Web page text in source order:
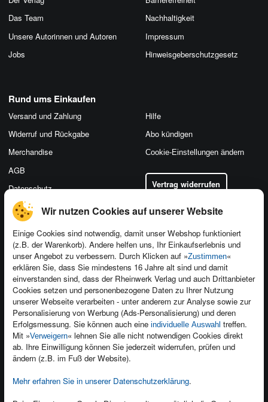
Wir nutzen Cookies auf unserer Website
Einige Cookies sind notwendig, damit unser Webshop funktioniert
(z.B. der Warenkorb). Andere helfen uns, Ihr Einkaufserlebnis und
unser Angebot zu verbessern. Durch Klicken auf »Zustimmen«
erklären Sie, dass Sie mindestens 16 Jahre alt sind und damit
einverstanden sind, dass der Rheinwerk Verlag und auch Drittanbieter
Cookies setzen und personenbezogene Daten zu Ihrer Nutzung
unserer Webseite verarbeiten - unter anderem zur Analyse sowie zur
Personalisierung von Werbung (Ads-Personalisierung) und deren
Erfolgsmessung. Sie können auch eine individuelle Auswahl treffen.
Mit »Verweigern« lehnen Sie alle nicht notwendigen Cookies direkt
ab. Ihre Einwilligung können Sie jederzeit widerrufen, prüfen und
ändern (z.B. im Fuß der Website).
Mehr erfahren Sie in unserer Datenschutzerklärung.
Das Team
Unsere Autorinnen und Autoren
Jobs
Nachhaltigkeit
Impressum
Hinweis­geber­schutz­gesetz
Kontakt
Newsletter
Für Unternehmen
Presseservice
Dozentenservice
Produktfeedback
Foreign Rights
Ein Buch schreiben
Rund ums Einkaufen
Versand und Zahlung
Widerruf und Rückgabe
Merchandise
AGB
Datenschutz
Hilfe
Abo kündigen
Cookie-Einstellungen ändern
Vertrag widerrufen
Kundenservice